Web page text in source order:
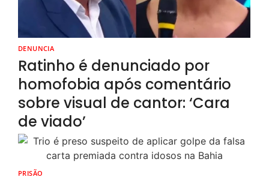
DENUNCIA
Ratinho é denunciado por
homofobia após comentário
sobre visual de cantor: ‘Cara
de viado’
PRISÃO